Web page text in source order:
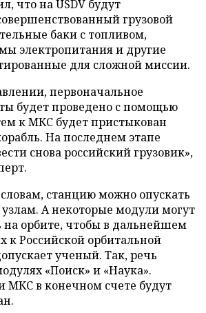
что на USDV будут
грузовой
баки с топливом,
электропитания и другие
для сложной миссии.
первоначальное
будет проведено с помощью
к МКС будет пристыкован
На последнем этапе
снова российский грузовик»,
станцию можно опускать
А некоторые модули могут
на орбите, чтобы в дальнейшем
к Российской орбитальной
ученый. Так, речь
«Поиск» и «Наука».
МКС в конечном счете будут